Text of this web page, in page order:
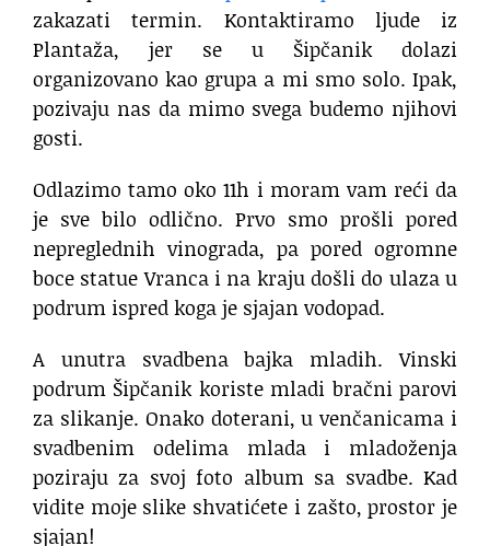
zakazati termin. Kontaktiramo ljude iz
Plantaža, jer se u Šipčanik dolazi
organizovano kao grupa a mi smo solo. Ipak,
pozivaju nas da mimo svega budemo njihovi
gosti.
Odlazimo tamo oko 11h i moram vam reći da
je sve bilo odlično. Prvo smo prošli pored
nepreglednih vinograda, pa pored ogromne
boce statue Vranca i na kraju došli do ulaza u
podrum ispred koga je sjajan vodopad.
A unutra svadbena bajka mladih. Vinski
podrum Šipčanik koriste mladi bračni parovi
za slikanje. Onako doterani, u venčanicama i
svadbenim odelima mlada i mladoženja
poziraju za svoj foto album sa svadbe. Kad
vidite moje slike shvatićete i zašto, prostor je
sjajan!